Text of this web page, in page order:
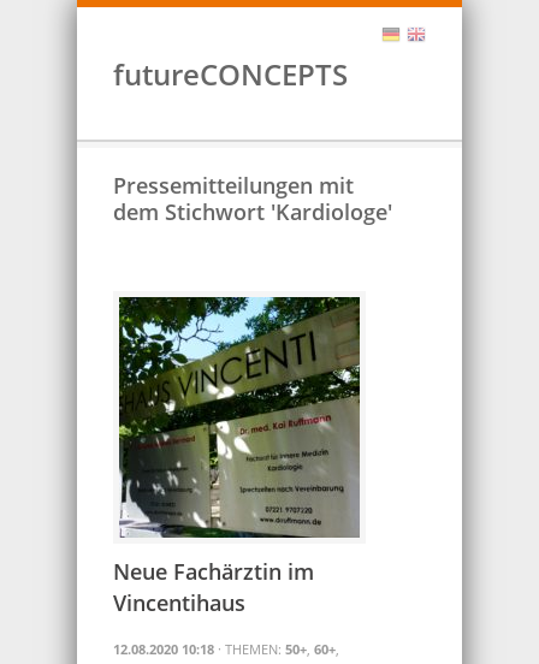
futureCONCEPTS
Pressemitteilungen mit
dem Stichwort 'Kardiologe'
Neue Fachärztin im
Vincentihaus
12.08.2020 10:18 · THEMEN: 50+, 60+,